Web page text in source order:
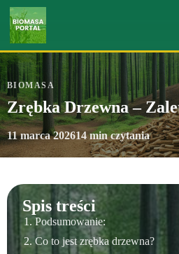
BIOMASA
Zrębka Drzewna –
11 marca 202614 min czytania
Spis treści
Podsumowanie:
Co to jest zrębka drzewna?